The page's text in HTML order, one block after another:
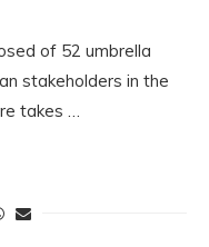
of 52 umbrella
stakeholders in the
takes …